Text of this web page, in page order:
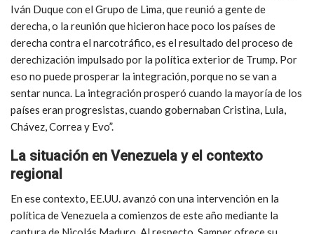
Iván Duque con el Grupo de Lima, que reunió a gente de
derecha, o la reunión que hicieron hace poco los países de
derecha contra el narcotráfico, es el resultado del proceso de
derechización impulsado por la política exterior de Trump. Por
eso no puede prosperar la integración, porque no se van a
sentar nunca. La integración prosperó cuando la mayoría de los
países eran progresistas, cuando gobernaban Cristina, Lula,
Chávez, Correa y Evo”.
La situación en Venezuela y el contexto
regional
En ese contexto, EE.UU. avanzó con una intervención en la
política de Venezuela a comienzos de este año mediante la